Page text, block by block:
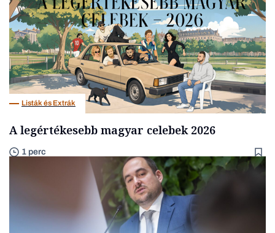
Listák és Extrák
A legértékesebb magyar celebek 2026
1 perc